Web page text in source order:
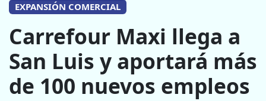
EXPANSIÓN COMERCIAL
Carrefour Maxi llega a
San Luis y aportará más
de 100 nuevos empleos